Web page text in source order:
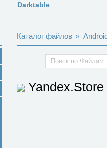
Darktable
Каталог файлов »
Yandex.Store